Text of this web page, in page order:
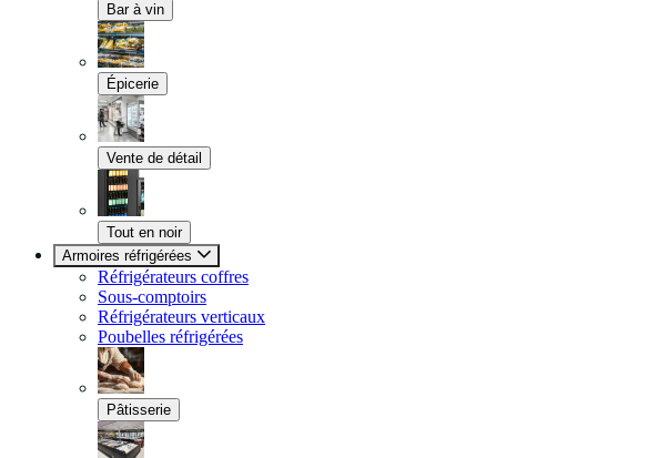
Bar à vin
Épicerie
Vente de détail
Tout en noir
Armoires réfrigérées
Réfrigérateurs coffres
Sous-comptoirs
Réfrigérateurs verticaux
Poubelles réfrigérées
Pâtisserie